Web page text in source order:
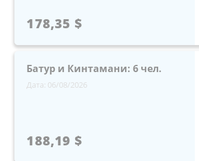
178,35 $
Батур и Кинтамани: 6 чел.
Дата: 06/08/2026
188,19 $